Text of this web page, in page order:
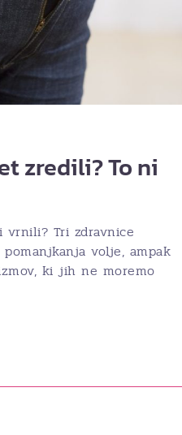
zredili? To ni
vrnili? Tri zdravnice
volje, ampak
ki jih ne moremo